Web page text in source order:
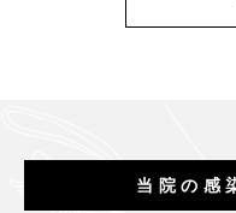
当院の感